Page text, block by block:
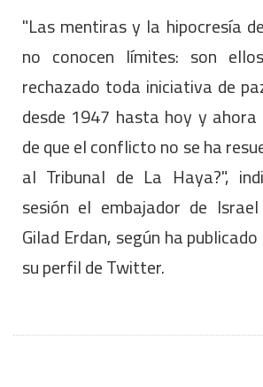
"Las mentiras y la hipocresía
no conocen límites: son
rechazado toda iniciativa de
desde 1947 hasta hoy y ahora
de que el conflicto no se ha
al Tribunal de La Haya?",
sesión el embajador de
Gilad Erdan, según ha
su perfil de Twitter.